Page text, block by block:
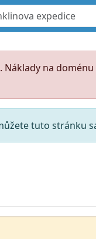
. Náklady na
tuto stránku